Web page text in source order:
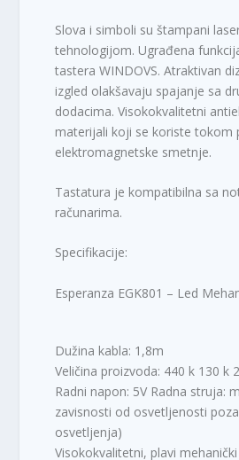
Slova i simboli su štampani
tehnologijom. Ugrađena
tastera WINDOVS. Atraktivan
izgled olakšavaju spajanje sa
dodacima. Visokokvalitetni
materijali koji se koriste tokom
elektromagnetske smetnje.
Tastatura je kompatibilna sa
računarima.
Specifikacije:
Esperanza EGK801 – Led
Dužina kabla: 1,8m
Veličina proizvoda: 440 k 130 k
Radni napon: 5V Radna struja:
zavisnosti od osvetljenosti
osvetljenja)
Visokokvalitetni, plavi